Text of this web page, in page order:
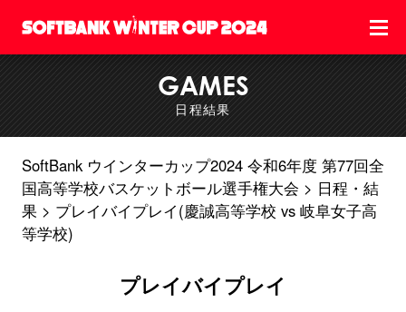
GAMES
日程結果
SoftBank ウインターカップ2024 令和6年度 第77回全
国高等学校バスケットボール選手権大会
日程・結
果
プレイバイプレイ(慶誠高等学校 vs 岐阜女子高
等学校)
プレイバイプレイ